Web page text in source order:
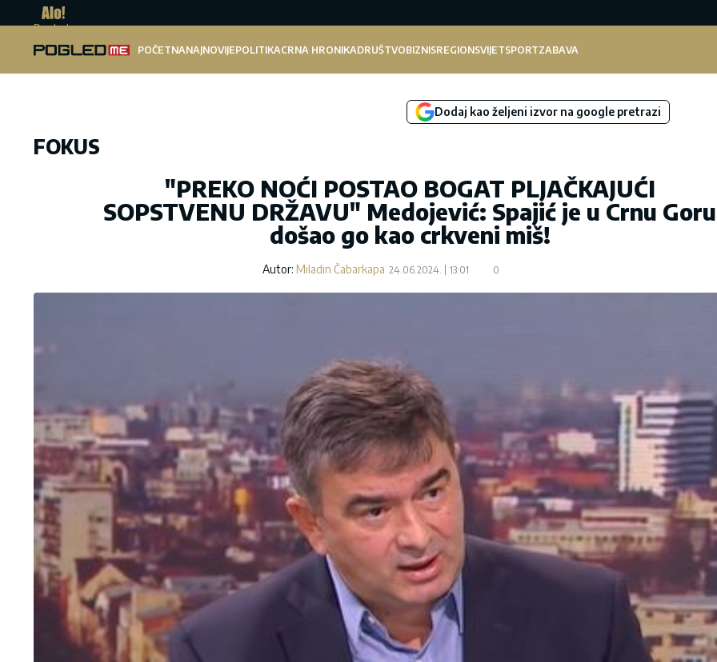
Pogled.me
POČETNANAJNOVIJEPOLITIKACRNA HRONIKADRUŠTVOBIZNISREGIONSVIJETSPORTZABAVA
Dodaj kao željeni izvor na google pretrazi
FOKUS
"PREKO NOĆI POSTAO BOGAT PLJAČKAJUĆI
SOPSTVENU DRŽAVU" Medojević: Spajić je u Crnu Goru
došao go kao crkveni miš!
Autor: Miladin Čabarkapa 24.06.2024. 13:01 0